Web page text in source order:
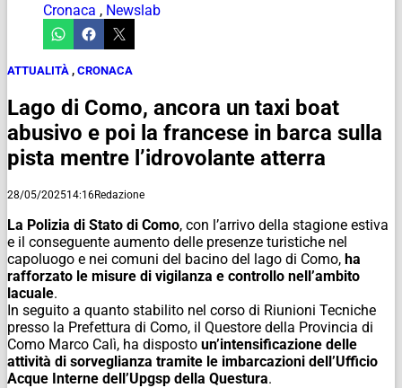
Cronaca , Newslab
ATTUALITÀ , CRONACA
Lago di Como, ancora un taxi boat
abusivo e poi la francese in barca sulla
pista mentre l’idrovolante atterra
28/05/202514:16Redazione
La Polizia di Stato di Como, con l’arrivo della stagione estiva
e il conseguente aumento delle presenze turistiche nel
capoluogo e nei comuni del bacino del lago di Como, ha
rafforzato le misure di vigilanza e controllo nell’ambito
lacuale.
In seguito a quanto stabilito nel corso di Riunioni Tecniche
presso la Prefettura di Como, il Questore della Provincia di
Como Marco Calì, ha disposto un’intensificazione delle
attività di sorveglianza tramite le imbarcazioni dell’Ufficio
Acque Interne dell’Upgsp della Questura.